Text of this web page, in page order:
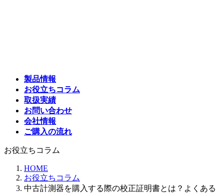
製品情報
お役立ちコラム
取扱実績
お問い合わせ
会社情報
ご購入の流れ
お役立ちコラム
HOME
お役立ちコラム
中古計測器を購入する際の校正証明書とは？よくある